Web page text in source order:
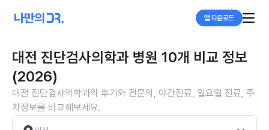
앱 다운로드
대전 진단검사의학과 병원 10개 비교 정보
(2026)
대전 진단검사의학과의 후기와 전문의, 야간진료, 일요일 진료, 주
차정보를 비교해보세요.